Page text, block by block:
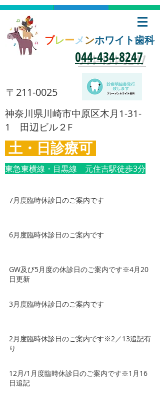
ブレー メ ンホワイト歯科
​044-434-8247
​〒211-0025
​神奈川県川崎市中原区木月1-31-
1 田辺ビル２F
土・日診療可
東急東横線・目黒線 元住吉駅徒歩3分
7月度臨時休診日のご案内です
6月度臨時休診日のご案内です
GW及び5月度の休診日のご案内です※4月20
日更新
3月度臨時休診日のご案内です
2月度臨時休診日のご案内です※2／13追記有
り
12月/1月度臨時休診日のご案内です※1月16
日追記